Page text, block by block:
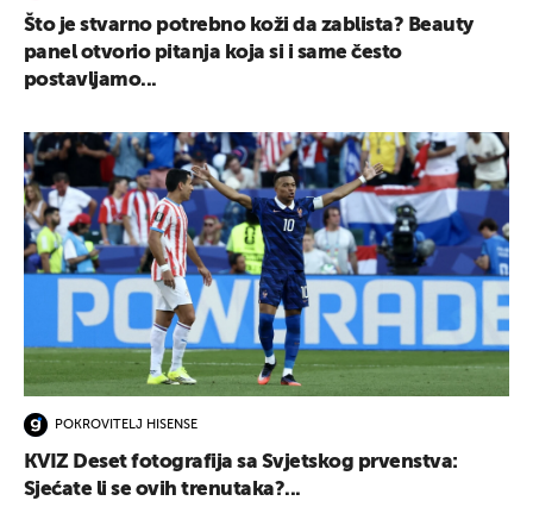
Što je stvarno potrebno koži da zablista? Beauty
panel otvorio pitanja koja si i same često
postavljamo...
POKROVITELJ HISENSE
KVIZ Deset fotografija sa Svjetskog prvenstva:
Sjećate li se ovih trenutaka?...